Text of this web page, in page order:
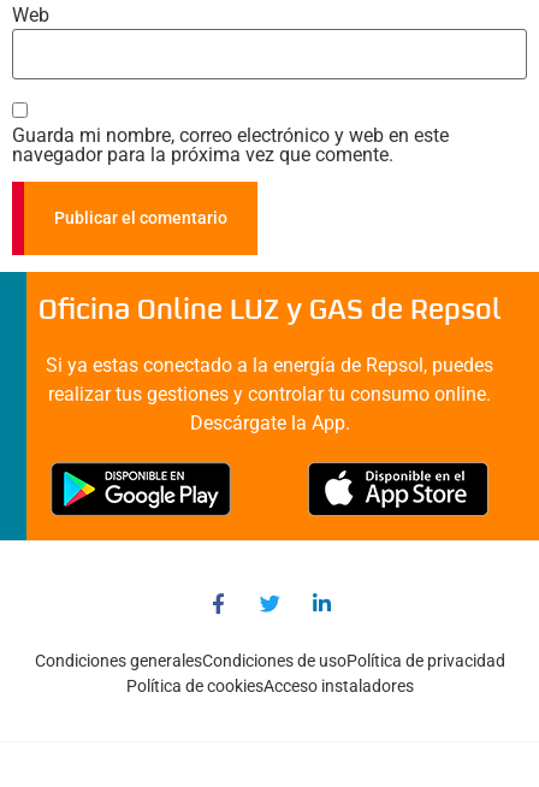
Web
Guarda mi nombre, correo electrónico y web en este
navegador para la próxima vez que comente.
Oficina Online LUZ y GAS de Repsol
Si ya estas conectado a la energía de Repsol, puedes
realizar tus gestiones y controlar tu consumo online.
Descárgate la App.
Condiciones generalesCondiciones de usoPolítica de privacidad
Política de cookiesAcceso instaladores